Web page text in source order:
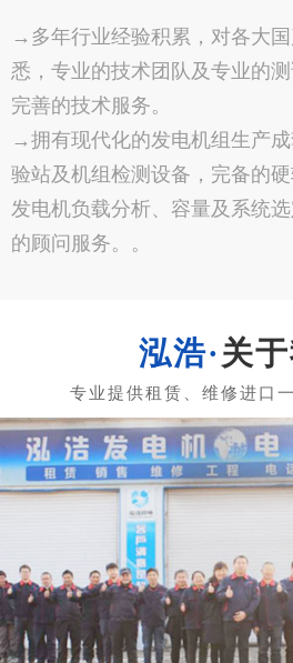
→多年行业经验积累，对各大
悉，专业的技术团队及专业的
完善的技术服务。
→拥有现代化的发电机组生产
验站及机组检测设备，完备的
发电机负载分析、容量及系统
的顾问服务。。
关